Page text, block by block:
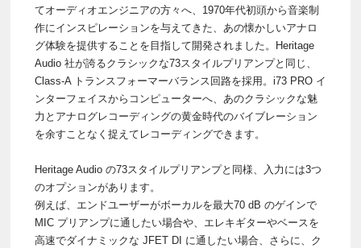
てオーディオエンジニアの方々へ、1970年代初頭から音楽制
作にインスピレーションを与えてきた、あの懐かしいアナロ
グ体験を提供することを目指して開発されました。Heritage
Audio 社が誇るクラシックな73スタイルプリアンプと同じ、
Class-A トランスフォーマーバランス回路を採用。i73 PRO イ
ンターフェイスからコンピューターへ、あのクラシックな魅
力とアナログレコーディングの黄金時代のバイブレーション
を余すことなく捉えてレコーディングできます。
Heritage Audio の73スタイルプリアンプと同様、入力には3つ
のオプションがあります。
例えば、エンドユーザーがボーカルを最大70 dB のゲインで
MIC プリアンプに通したい場合や、エレキギターやベースを
高速でダイナミックな JFET DI に通したい場合、さらに、ク